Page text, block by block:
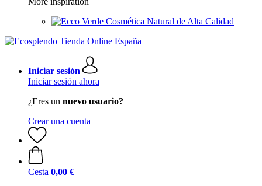
Cosmética Natural de Alta Calidad
Iniciar sesión
Iniciar sesión ahora
¿Eres un nuevo usuario?
Crear una cuenta
Cesta 0,00 €